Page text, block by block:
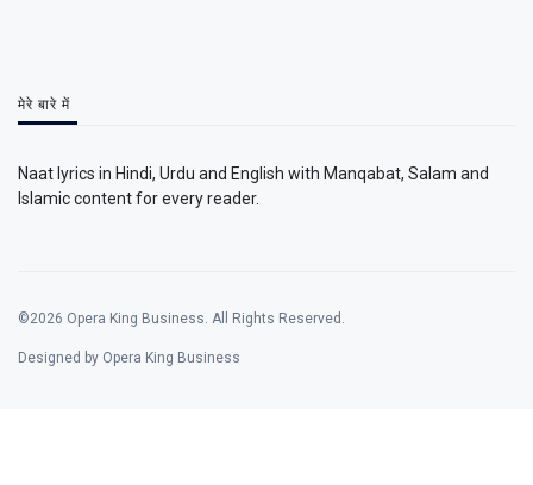
मेरे बारे में
Naat lyrics in Hindi, Urdu and English with Manqabat, Salam and
Islamic content for every reader.
©2026 Opera King Business. All Rights Reserved.
Designed by Opera King Business